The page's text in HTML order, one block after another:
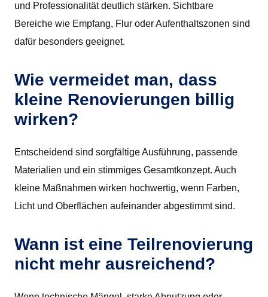
und Professionalität deutlich stärken. Sichtbare
Bereiche wie Empfang, Flur oder Aufenthaltszonen sind
dafür besonders geeignet.
Wie vermeidet man, dass
kleine Renovierungen billig
wirken?
Entscheidend sind sorgfältige Ausführung, passende
Materialien und ein stimmiges Gesamtkonzept. Auch
kleine Maßnahmen wirken hochwertig, wenn Farben,
Licht und Oberflächen aufeinander abgestimmt sind.
Wann ist eine Teilrenovierung
nicht mehr ausreichend?